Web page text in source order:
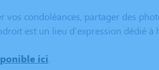
condoléances, partager des
est un lieu d'expression dédié
ici.